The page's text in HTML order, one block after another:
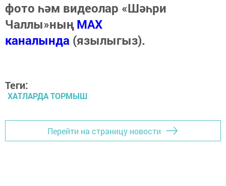
фото һәм видеолар «Шәһри
Чаллы»ныңMAX
каналында (язылыгыз).
Теги:
ХАТЛАРДА ТОРМЫШ
Перейти на страницу новости